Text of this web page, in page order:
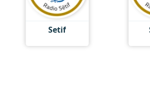
Setif